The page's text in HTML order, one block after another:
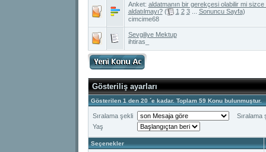
Anket: aldatmanın bir gerekçesi olabilir mi
aldatılmayı? ( 1 2 3... Sonuncu Sayfa)
cimcime68
Sevgiliye Mektup
ihtiras_
Gösteriliş ayarları
Gösterilen 1 den 20 ´e kadar. Toplam 59 Konu bulunmuştur.
Sıralama şekli
Sıralama
Yaş
Seçenekler